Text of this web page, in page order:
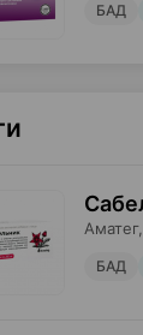
БАД
Аматег
БАД